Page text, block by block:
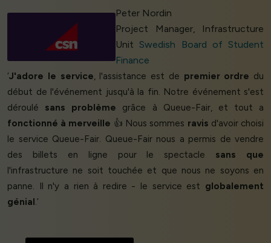
Peter Nordin
Project Manager, Infrastructure
Unit Swedish Board of Student
Finance
‘J'adore le service, l'assistance est de premier ordre du
début de l'événement jusqu'à la fin. Notre événement s'est
déroulé sans problème grâce à Queue-Fair, et tout a
fonctionné à merveille 👍 Nous sommes ravis d'avoir choisi
le service Queue-Fair. Queue-Fair nous a permis de vendre
des billets en ligne pour le spectacle sans que
l'infrastructure ne soit touchée et que nous ne soyons en
panne. Il n'y a rien à redire - le service est globalement
génial .’